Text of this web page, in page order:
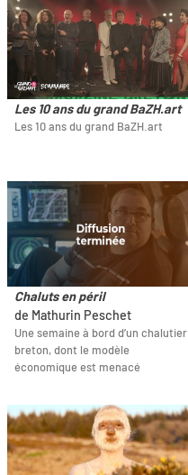
Les 10 ans du grand BaZH.art
Les 10 ans du grand BaZH.art
Chaluts en péril
de Mathurin Peschet
Une semaine à bord d’un chalutier
breton, dont le modèle
économique est menacé